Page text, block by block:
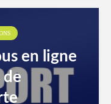
en ligne
de